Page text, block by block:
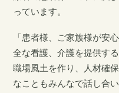
っています。
「患者様、ご家族様が安
全な看護、介護を提供す
職場風土を作り、人材確
なこともみんなで話し合